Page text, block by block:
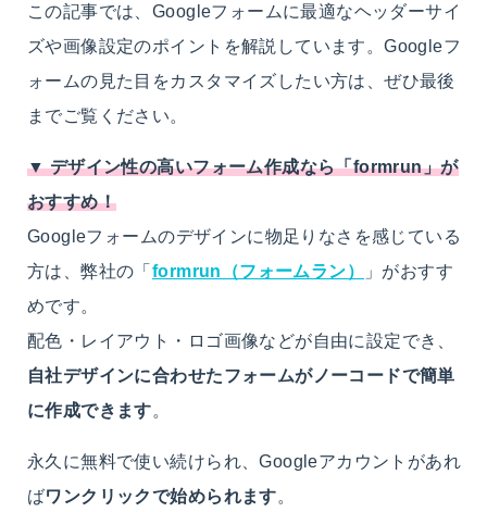
この記事では、Googleフォームに最適なヘッダーサイ
ズや画像設定のポイントを解説しています。Googleフ
ォームの見た目をカスタマイズしたい方は、ぜひ最後
までご覧ください。
▼ デザイン性の高いフォーム作成なら「formrun」が
おすすめ！
Googleフォームのデザインに物足りなさを感じている
方は、弊社の「 formrun（フォームラン）
」がおすす
めです。
配色・レイアウト・ロゴ画像などが自由に設定でき、
自社デザインに合わせたフォームがノーコードで簡単
に作成できます。
永久に無料で使い続けられ、Googleアカウントがあれ
ばワンクリックで始められます。